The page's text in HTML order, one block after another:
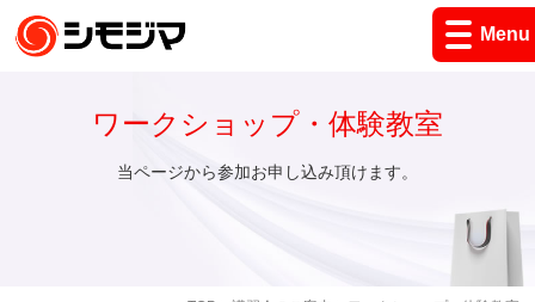
Menu
ワークショップ・体験教室
当ページから参加お申し込み頂けます。